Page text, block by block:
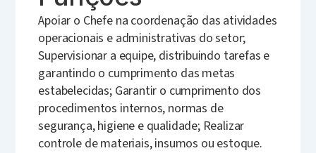
Apoiar o Chefe na coordenação das atividades
operacionais e administrativas do setor;
Supervisionar a equipe, distribuindo tarefas e
garantindo o cumprimento das metas
estabelecidas; Garantir o cumprimento dos
procedimentos internos, normas de
segurança, higiene e qualidade; Realizar
controle de materiais, insumos ou estoque.